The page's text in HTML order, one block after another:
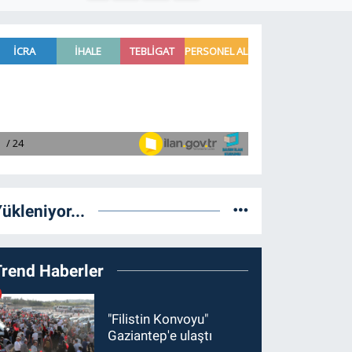
Haberler
"Filistin Konvoyu"
Gaziantep'e ulaştı